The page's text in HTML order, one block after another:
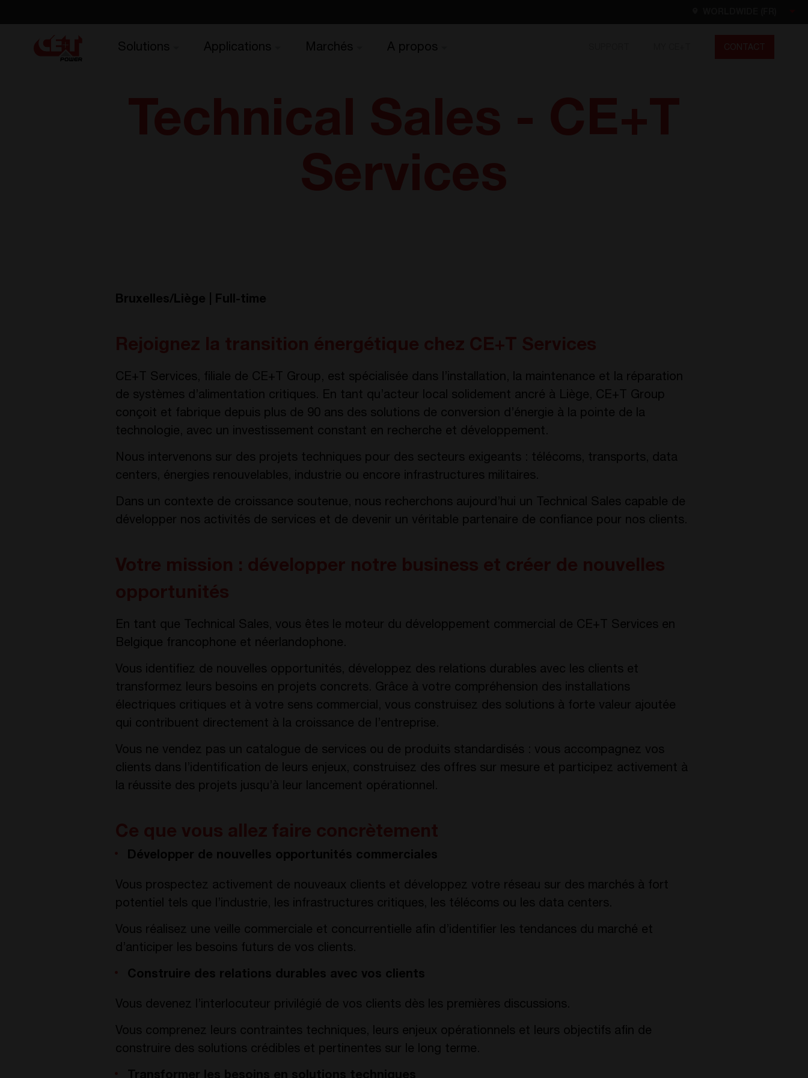
Solutions Applications Marchés A propos
Bruxelles/Liège | Full-time
CE+T Services, filiale de CE+T Group, est spécialisée dans l’installation, la maintenance et la réparation
de systèmes d’alimentation critiques. En tant qu’acteur local solidement ancré à Liège, CE+T Group
conçoit et fabrique depuis plus de 90 ans des solutions de conversion d’énergie à la pointe de la
technologie, avec un investissement constant en recherche et développement.
Nous intervenons sur des projets techniques pour des secteurs exigeants : télécoms, transports, data
centers, énergies renouvelables, industrie ou encore infrastructures militaires.
Dans un contexte de croissance soutenue, nous recherchons aujourd’hui un Technical Sales capable de
développer nos activités de services et de devenir un véritable partenaire de confiance pour nos clients.
En tant que Technical Sales, vous êtes le moteur du développement commercial de CE+T Services en
Belgique francophone et néerlandophone.
Vous identifiez de nouvelles opportunités, développez des relations durables avec les clients et
transformez leurs besoins en projets concrets. Grâce à votre compréhension des installations
électriques critiques et à votre sens commercial, vous construisez des solutions à forte valeur ajoutée
qui contribuent directement à la croissance de l’entreprise.
Vous ne vendez pas un catalogue de services ou de produits standardisés : vous accompagnez vos
clients dans l’identification de leurs enjeux, construisez des offres sur mesure et participez activement à
la réussite des projets jusqu’à leur lancement opérationnel.
Développer de nouvelles opportunités commerciales
Vous prospectez activement de nouveaux clients et développez votre réseau sur des marchés à fort
potentiel tels que l’industrie, les infrastructures critiques, les télécoms ou les data centers.
Vous réalisez une veille commerciale et concurrentielle afin d’identifier les tendances du marché et
d’anticiper les besoins futurs de vos clients.
Construire des relations durables avec vos clients
Vous devenez l’interlocuteur privilégié de vos clients dès les premières discussions.
Vous comprenez leurs contraintes techniques, leurs enjeux opérationnels et leurs objectifs afin de
construire des solutions crédibles et pertinentes sur le long terme.